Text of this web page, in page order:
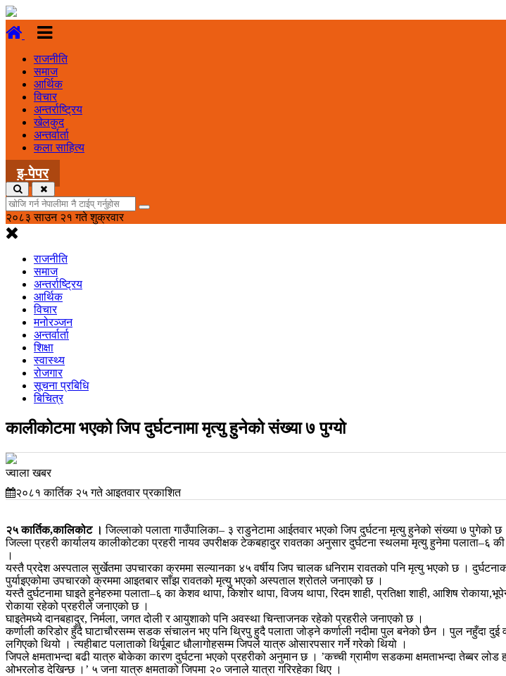
राजनीति
समाज
आर्थिक
विचार
अन्तर्राष्ट्रिय
खेलकुद
अन्तर्वार्ता
कला साहित्य
इ-पेपर
२०८३ साउन २१ गते शुक्रवार
राजनीति
समाज
अन्तर्राष्ट्रिय
आर्थिक
विचार
मनोरञ्जन
अन्तर्वार्ता
शिक्षा
स्वास्थ्य
रोजगार
सूचना प्रबिधि
बिचित्र
कालीकोटमा भएको जिप दुर्घटनामा मृत्यु हुनेको संख्या ७ पुग्यो
ज्वाला खबर
२०८१ कार्तिक २५ गते आइतवार प्रकाशित
२५ कार्तिक,कालिकोट । जिल्लाको पलाता गाउँपालिका– ३ राडुनेटामा आईतवार भएको जिप दुर्घटना मृत्यु हुनेको संख्या ७
जिल्ला प्रहरी कार्यालय कालीकोटका प्रहरी नायव उपरीक्षक टेकबहादुर रावतका अनुसार दुर्घटना स्थलमा मृत्यु हुनेमा
।
यस्तै प्रदेश अस्पताल सुर्खेतमा उपचारका क्रममा सल्यानका ४५ वर्षीय जिप चालक धनिराम रावतको पनि मृत्यु भएको छ ।
पुर्याइएकोमा उपचारको क्रममा आइतबार साँझ रावतको मृत्यु भएको अस्पताल श्रोतले जनाएको छ ।
यस्तै दुर्घटनामा घाइते हुनेहरुमा पलाता–६ का केशव थापा, किशोर थापा, विजय थापा, रिदम शाही, प्रतिक्षा शाही, आशिष
रोकाया रहेको प्रहरीले जनाएको छ ।
घाइतेमध्ये दानबहादुर, निर्मला, जगत दोली र आयुशाको पनि अवस्था चिन्ताजनक रहेको प्रहरीले जनाएको छ ।
कर्णाली करिडोर हुँदै घाटाचौरसम्म सडक संचालन भए पनि थ्रिपु हुदै पलाता जोड्ने कर्णाली नदीमा पुल बनेको छैन । पुल नहुँदा दुई
लगिएको थियो । त्यहीबाट पलाताको थिर्पूबाट धौलागोहसम्म जिपले यात्रु ओसारपसार गर्ने गरेको थियो ।
जिपले क्षमताभन्दा बढी यात्रु बोकेका कारण दुर्घटना भएको प्रहरीको अनुमान छ । ’कच्ची ग्रामीण सडकमा क्षमताभन्दा तेब्बर
ओभरलोड देखिन्छ ।’ ५ जना यात्रु क्षमताको जिपमा २० जनाले यात्रा गरिरहेका थिए ।